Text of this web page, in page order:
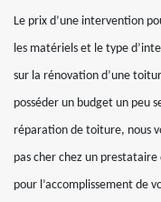
Le prix d’une intervention
les matériels et le type
sur la rénovation d’une
posséder un budget un peu
réparation de toiture, nous
pas cher chez un
pour l’accomplissement de